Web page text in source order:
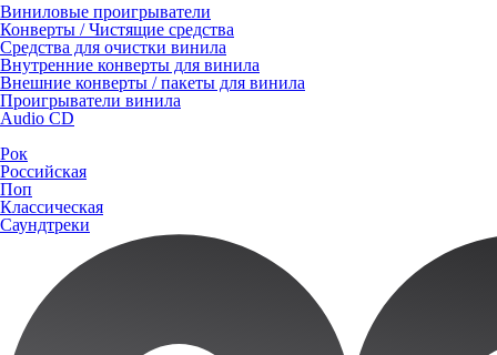
Виниловые проигрыватели
Конверты / Чистящие средства
Средства для очистки винила
Внутренние конверты для винила
Внешние конверты / пакеты для винила
Проигрыватели винила
Audio CD
Рок
Российская
Поп
Классическая
Саундтреки